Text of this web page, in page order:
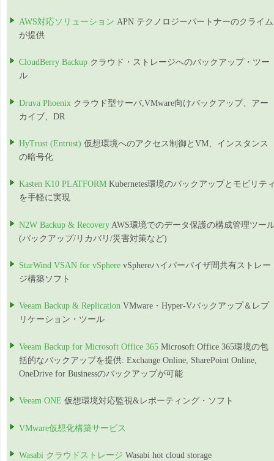
AWS対応ソリューション APN テクノロジーパートナーのクライム
が提供
CloudBerry Backup クラウド・ストレージへのバックアップ・ツー
ル
Druva Phoenix クラウド型サーバ,VMware向けバックアップ、アー
カイブ、DR
HyTrust (Entrust) 仮想環境へのアクセス制御とVM、インスタンス
の暗号化
Kasten K10 PLATFORM Kubernetes環境のバックアップとモビリテ
を手軽に実現
N2W Backup & Recovery AWS環境でのデータ保護の構成管理ツー
(バックアップ/リカバリ/災害対策など)
StarWind VSAN for vSphere vSphereハイパーバイザ間共有ストレー
ジ構築ソフト
Veeam Backup & Replication VMware・Hyper-Vバックアップ＆レプ
リケーション・ツール
Veeam Backup for Microsoft Office 365 Microsoft Office 365環境の包
括的なバックアップを提供: Exchange Online, SharePoint Online,
OneDrive for Businessのバックアップが可能
Veeam ONE 仮想環境対応監視&レポーティング・ソフト
VMware仮想化構築サービス
Wasabi クラウドストレージ Wasabi hot cloud storage